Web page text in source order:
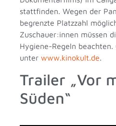
stattfinden. Wegen der
begrenzte Platzzahl
Zuschauer:innen müssen
Hygiene-Regeln
unterwww.kinokult.de.
Trailer „Vor
Süden“